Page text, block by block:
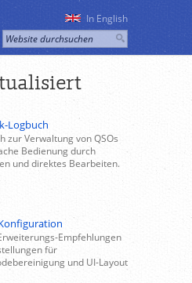
In English
Logbuch
zur Verwaltung von QSOs
Bedienung durch
und direktes Bearbeiten.
Empfehlungen
für
und UI-Layout